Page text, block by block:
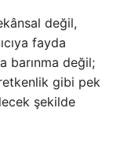
değil,
fayda
barınma değil;
gibi pek
şekilde